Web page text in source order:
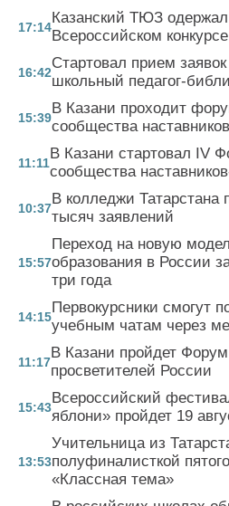
17:14
Казанский ТЮЗ
Всероссийском конкурсе
16:42
Стартовал прием
школьный педагог-
15:39
В Казани проходит
сообщества
11:11
В Казани стартовал IV
сообщества
10:37
В колледжи Татарстана
тысяч заявлений
15:57
Переход на новую
образования в России
три года
14:15
Первокурсники смогут
учебным чатам через
11:17
В Казани пройдет Форум
просветителей России
15:43
Всероссийский
яблони» пройдет 19
13:53
Учительница из
полуфиналисткой
«Классная тема»